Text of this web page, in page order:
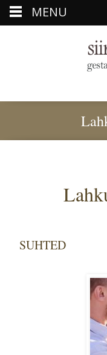
SUHTED
MENU